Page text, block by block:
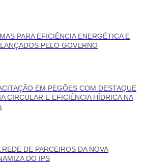
PARA EFICIÊNCIA ENERGÉTICA E
PELO GOVERNO
EM PEGÕES COM DESTAQUE
CIRCULAR E EFICIÈNCIA HÍDRICA NA
REDE DE PARCEIROS DA NOVA
DO IPS